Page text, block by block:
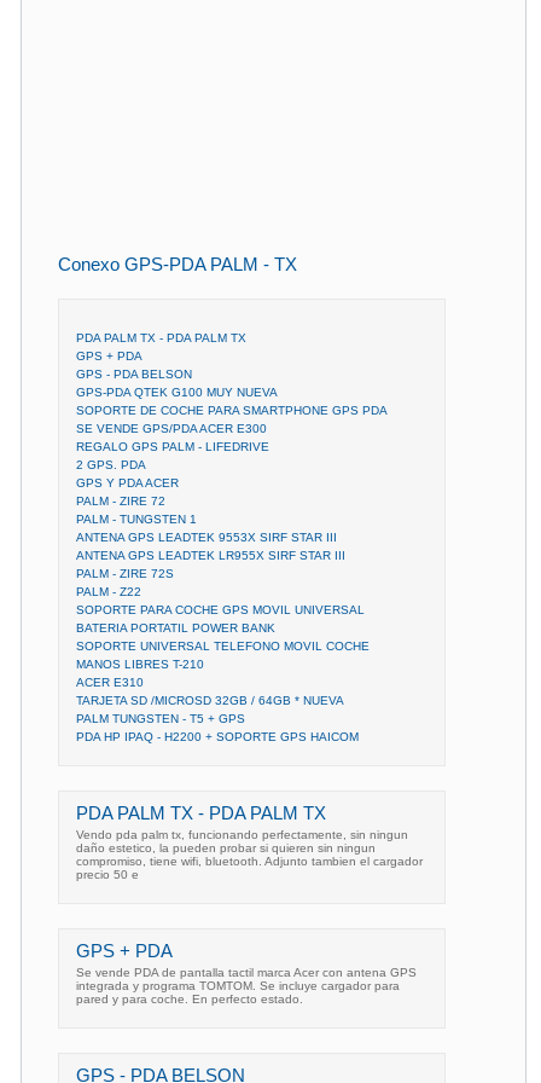
Conexo GPS-PDA PALM - TX
PDA PALM TX - PDA PALM TX
GPS + PDA
GPS - PDA BELSON
GPS-PDA QTEK G100 MUY NUEVA
SOPORTE DE COCHE PARA SMARTPHONE GPS PDA
SE VENDE GPS/PDA ACER E300
REGALO GPS PALM - LIFEDRIVE
2 GPS. PDA
GPS Y PDA ACER
PALM - ZIRE 72
PALM - TUNGSTEN 1
ANTENA GPS LEADTEK 9553X SIRF STAR III
ANTENA GPS LEADTEK LR955X SIRF STAR III
PALM - ZIRE 72S
PALM - Z22
SOPORTE PARA COCHE GPS MOVIL UNIVERSAL
BATERIA PORTATIL POWER BANK
SOPORTE UNIVERSAL TELEFONO MOVIL COCHE
MANOS LIBRES T-210
ACER E310
TARJETA SD /MICROSD 32GB / 64GB * NUEVA
PALM TUNGSTEN - T5 + GPS
PDA HP IPAQ - H2200 + SOPORTE GPS HAICOM
PDA PALM TX - PDA PALM TX
Vendo pda palm tx, funcionando perfectamente, sin ningun
daño estetico, la pueden probar si quieren sin ningun
compromiso, tiene wifi, bluetooth. Adjunto tambien el cargador
precio 50 e
GPS + PDA
Se vende PDA de pantalla tactil marca Acer con antena GPS
integrada y programa TOMTOM. Se incluye cargador para
pared y para coche. En perfecto estado.
GPS - PDA BELSON